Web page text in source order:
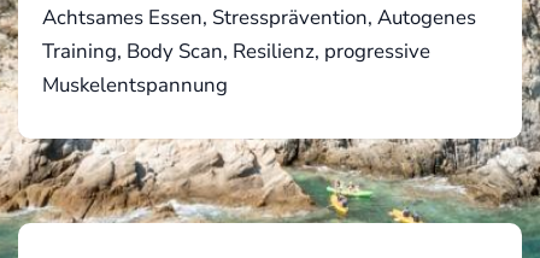
Achtsames Essen, Stressprävention, Autogenes
Training, Body Scan, Resilienz, progressive
Muskelentspannung